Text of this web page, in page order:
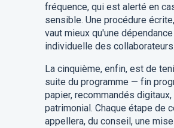
fréquence, qui est alerté en
sensible. Une procédure
vaut mieux qu'une
individuelle des collaborateurs.
La cinquième, enfin, est de
suite du programme — fin
papier, recommandés digitaux,
patrimonial. Chaque étape de
appellera, du conseil, une